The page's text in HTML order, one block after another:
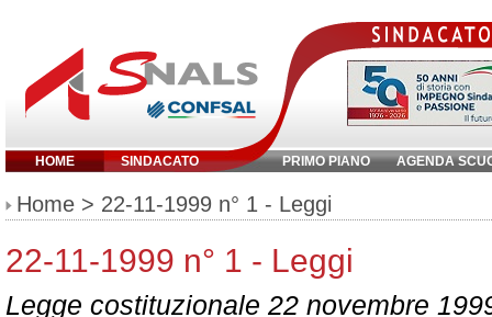
HOME SINDACATO PRIMO PIANO AGENDA
Inserisci parola chiave:
Home > 22-11-1999 n° 1 - Leggi
22-11-1999 n° 1 - Leggi
Legge costituzionale 22 novembre